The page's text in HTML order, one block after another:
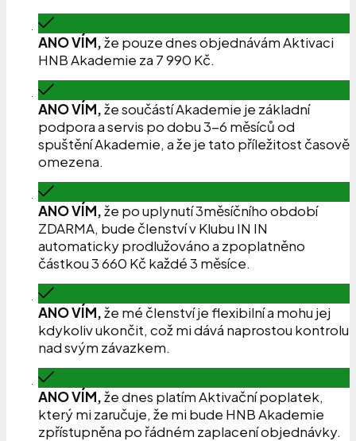
ANO VÍM,že pouze dnes objednávám Aktivaci
HNB Akademie za 7 990 Kč.
ANO VÍM,že součástí Akademie je základní
podpora a servis po dobu 3-6 měsíců od
spuštění Akademie, a že je tato příležitost časově
omezena.
ANO VÍM,že po uplynutí 3měsíčního období
ZDARMA, bude členství v Klubu IN IN
automaticky prodlužováno a zpoplatněno
částkou 3 660 Kč každé 3 měsíce.
ANO VÍM,že mé členství je flexibilní a mohu jej
kdykoliv ukončit, což mi dává naprostou kontrolu
nad svým závazkem.
ANO VÍM,že dnes platím Aktivační poplatek,
který mi zaručuje, že mi bude HNB Akademie
zpřístupněna po řádném zaplacení objednávky.